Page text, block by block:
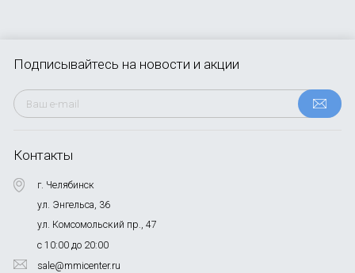
Контакты
г. Челябинск
ул. Энгельса, 36
ул. Комсомольский пр., 47
с 10:00 до 20:00
sale@mmicenter.ru
Подписывайтесь на новости и акции